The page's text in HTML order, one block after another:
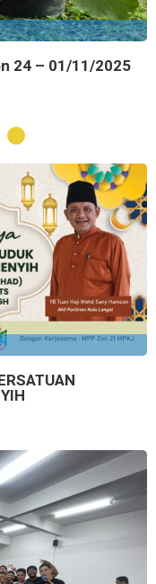
24 – 01/11/2025